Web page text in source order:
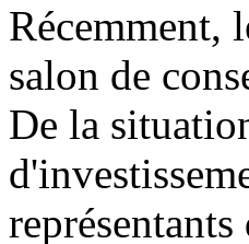
Récemment,
salon de
De la